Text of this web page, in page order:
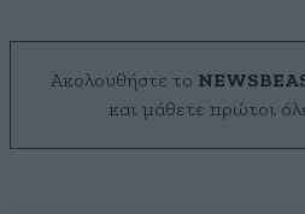
Ακολουθήστε το
και μάθετε πρώτοι